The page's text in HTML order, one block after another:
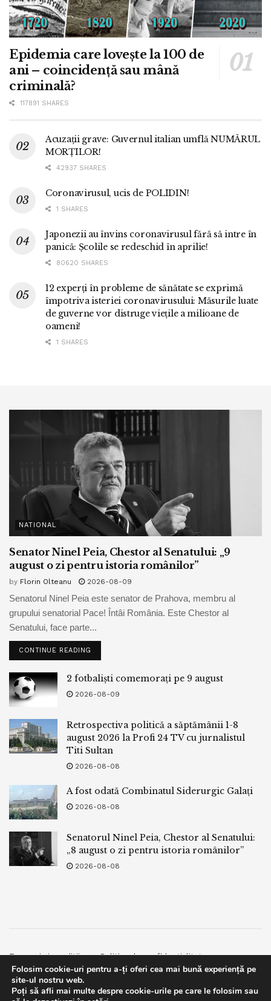
Epidemia care lovește la 100 de
ani – coincidență sau mână
criminală?
117891 SHARES
Acuzații grave: Guvernul italian umflă NUMĂRUL
MORȚILOR!
42937 SHARES
Coronavirusul, ucis de POLIDIN!
1 SHARES
Japonezii au învins coronavirusul fără să intre în
panică: Școlile se redeschid în aprilie!
80620 SHARES
12 experți în probleme de sănătate se exprimă
împotriva isteriei coronavirusului: Măsurile luate
de guverne vor distruge viețile a milioane de
oameni!
1 SHARES
NATIONAL
Senator Ninel Peia, Chestor al Senatului: „9
august o zi pentru istoria românilor”
by Florin Olteanu 2026-08-09
Senatorul Ninel Peia este senator de Prahova, membru al
grupului senatorial Pace! Întâi România. Este Chestor al
Senatului, face parte...
CONTINUE READING
2 fotbaliști comemorați pe 9 august
2026-08-09
Retrospectiva politică a săptămânii 1-8
august 2026 la Profi 24 TV cu jurnalistul
Titi Sultan
2026-08-08
A fost odată Combinatul Siderurgic Galați
2026-08-08
Senatorul Ninel Peia, Chestor al Senatului:
„8 august o zi pentru istoria românilor”
2026-08-08
Termeni si conditii
Politica de confidentialitate
Facebook
Contact
© 2019bpnews- Business & Politics Newsbpnews.
Folosim cookie-uri pentru a-ți oferi cea mai bună experiență pe
site-ul nostru web.
Poți să afli mai multe despre cookie-urile pe care le folosim sau